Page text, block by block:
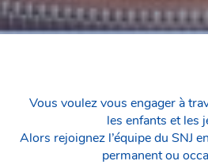
Vous voulez vous engager à
les enfants et les
Alors rejoignez l’équipe du SNJ
permanent ou